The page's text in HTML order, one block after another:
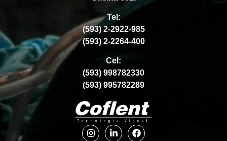
Tel:
(593) 2-2922-985
(593) 2-2264-400
Cel:
(593) 998782330
(593) 995782289